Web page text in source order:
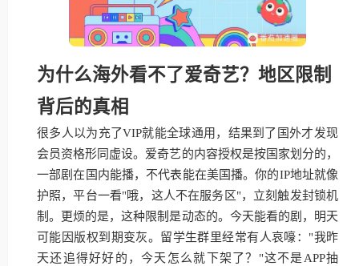
为什么海外看不了爱奇艺？地区限制
背后的真相
很多人以为充了VIP就能全球通用，结果到了国外才发现
会员资格形同虚设。爱奇艺的内容授权是按国家划分的，
一部剧在国内能播，不代表能在美国播。你的IP地址就像
护照，平台一看"哦，这人不在服务区"，立刻触发封锁机
制。更烦的是，这种限制是动态的。今天能看的剧，明天
可能因版权到期变灰。留学生群里经常有人哀嚎："我昨
天还追得好好的，今天怎么就下架了？"这不是APP抽